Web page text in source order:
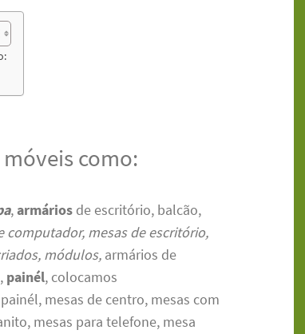
como:
,armários de escritório, balcão,
computador, mesas de escritório,
módulos, armários de
painél, colocamos
mesas de centro, mesas com
mesas para telefone, mesa